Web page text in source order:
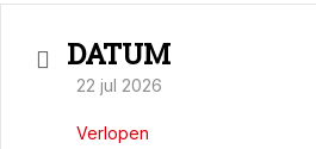
DATUM
22 jul 2026
Verlopen